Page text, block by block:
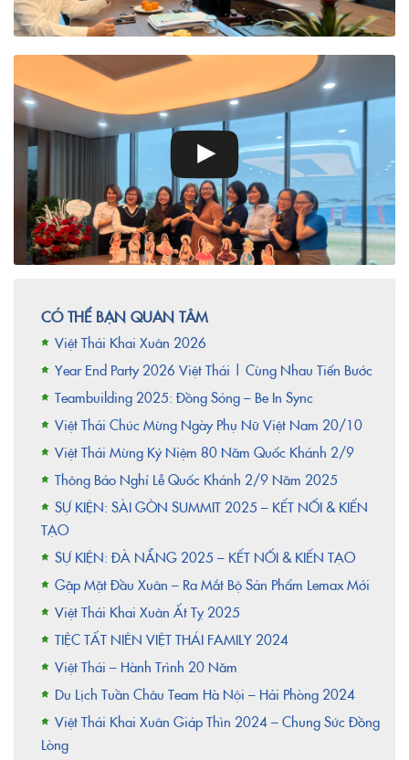
CÓ THỂ BẠN QUAN TÂM
Việt Thái Khai Xuân 2026
Year End Party 2026 Việt Thái | Cùng Nhau Tiến Bước
Teambuilding 2025: Đồng Sóng – Be In Sync
Việt Thái Chúc Mừng Ngày Phụ Nữ Việt Nam 20/10
Việt Thái Mừng Kỷ Niệm 80 Năm Quốc Khánh 2/9
Thông Báo Nghỉ Lễ Quốc Khánh 2/9 Năm 2025
SỰ KIỆN: SÀI GÒN SUMMIT 2025 – KẾT NỐI & KIẾN
TẠO
SỰ KIỆN: ĐÀ NẴNG 2025 – KẾT NỐI & KIẾN TẠO
Gặp Mặt Đầu Xuân – Ra Mắt Bộ Sản Phẩm Lemax Mới
Việt Thái Khai Xuân Ất Tỵ 2025
TIỆC TẤT NIÊN VIỆT THÁI FAMILY 2024
Việt Thái – Hành Trình 20 Năm
Du Lịch Tuần Châu Team Hà Nội – Hải Phòng 2024
Việt Thái Khai Xuân Giáp Thìn 2024 – Chung Sức Đồng
Lòng